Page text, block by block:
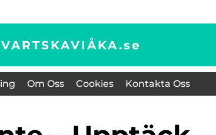
VARTSKAVIÅKA.se
Om Oss Cookies Kontakta Oss